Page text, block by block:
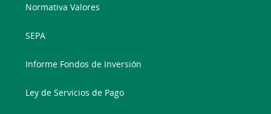
Normativa Valores
SEPA
Informe Fondos de Inversión
Ley de Servicios de Pago